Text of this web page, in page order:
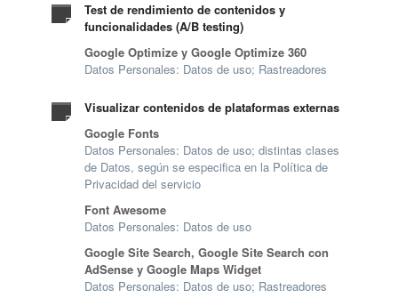
Test de rendimiento de contenidos y
funcionalidades (A/B testing)
Google Optimize y Google Optimize 360
Datos Personales: Datos de uso; Rastreadores
Visualizar contenidos de plataformas externas
Google Fonts
Datos Personales: Datos de uso; distintas clases
de Datos, según se especifica en la Política de
Privacidad del servicio
Font Awesome
Datos Personales: Datos de uso
Google Site Search, Google Site Search con
AdSense y Google Maps Widget
Datos Personales: Datos de uso; Rastreadores